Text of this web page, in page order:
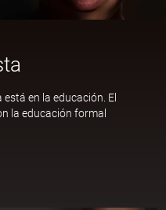
en la educación. El
la educación formal